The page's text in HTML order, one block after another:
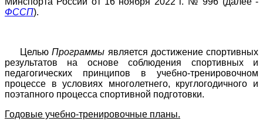
ФССП).
ЦельюПрограммы является достижение спортивных
результатов на основе соблюдения спортивных и
педагогических принципов в учебно-тренировочном
процессе в условиях многолетнего, круглогодичного и
поэтапного процесса спортивной подготовки.
Годовые учебно-тренировочные планы.